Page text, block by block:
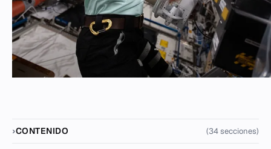
CONTENIDO (34 secciones)